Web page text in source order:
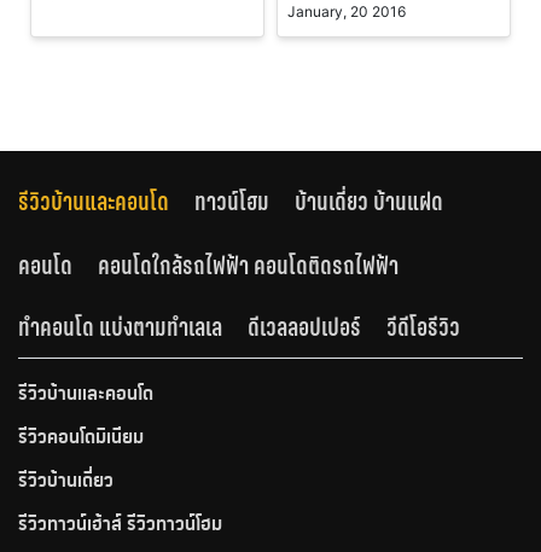
January, 20 2016
รีวิวบ้านและคอนโด ทาวน์โฮม
บ้านเดี่ยว บ้านแฝด
คอนโด
คอนโดใกล้รถไฟฟ้า คอนโดติดรถไฟฟ้า
ทำคอนโด แบ่งตามทำเลเล
ดีเวลลอปเปอร์ วีดีโอรีวิว
รีวิวบ้านและคอนโด
รีวิวคอนโดมิเนียม
รีวิวบ้านเดี่ยว
รีวิวทาวน์เฮ้าส์ รีวิวทาวน์โฮม